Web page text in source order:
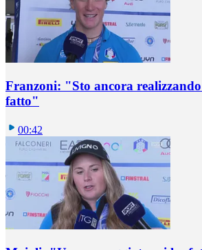
Franzoni: "Sto ancora
fatto"
00:42